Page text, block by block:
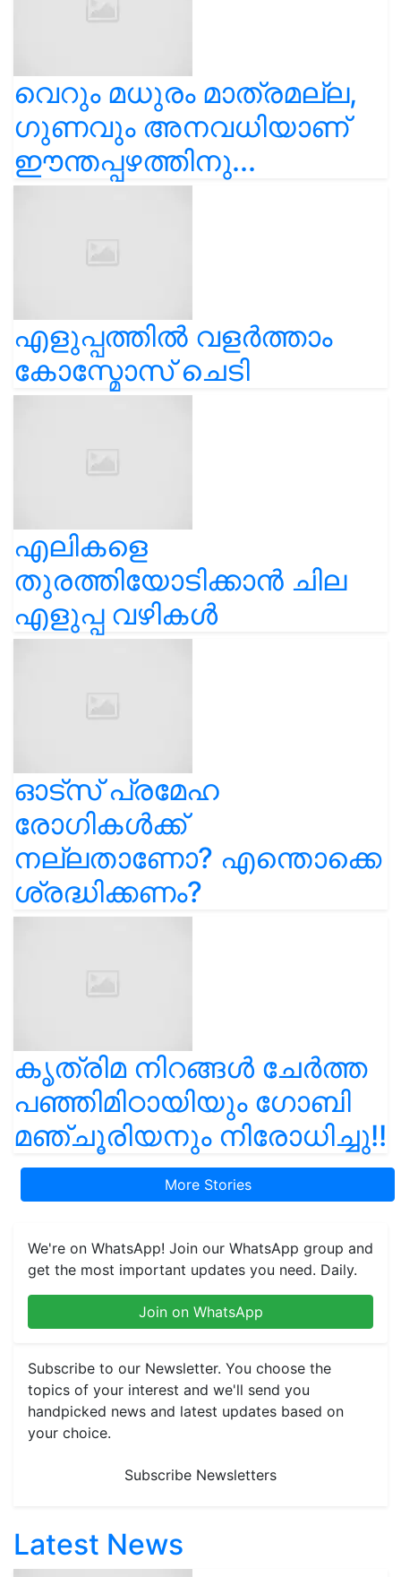
വെറും മധുരം മാത്രമല്ല,
ഗുണവും അനവധിയാണ്
ഈന്തപ്പഴത്തിനു...
എളുപ്പത്തിൽ വളർത്താം
കോസ്മോസ് ചെടി
എലികളെ
തുരത്തിയോടിക്കാൻ ചില
എളുപ്പ വഴികൾ
ഓട്സ് പ്രമേഹ
രോഗികൾക്ക്
നല്ലതാണോ? എന്തൊക്കെ
ശ്രദ്ധിക്കണം?
കൃത്രിമ നിറങ്ങൾ ചേർത്ത
പഞ്ഞിമിഠായിയും ഗോബി
മഞ്ചൂരിയനും നിരോധിച്ചു!!
More Stories
We're on WhatsApp! Join our WhatsApp group and
get the most important updates you need. Daily.
Join on WhatsApp
Subscribe to our Newsletter. You choose the
topics of your interest and we'll send you
handpicked news and latest updates based on
your choice.
Subscribe Newsletters
Latest News